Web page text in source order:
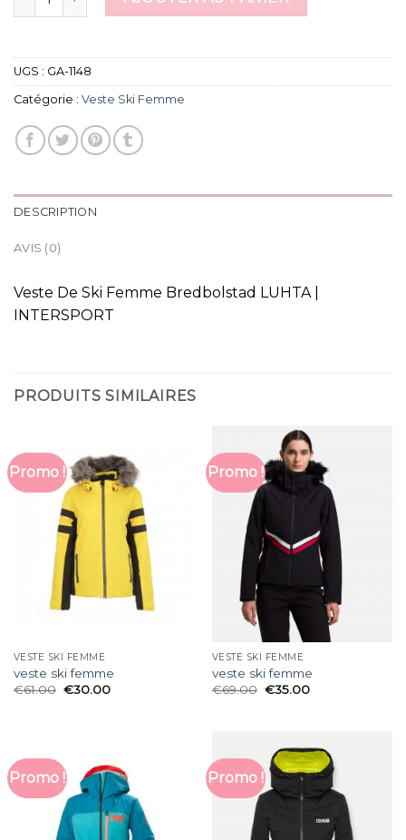
UGS : GA-1148
Catégorie : Veste Ski Femme
DESCRIPTION
AVIS (0)
Veste De Ski Femme Bredbolstad LUHTA |
INTERSPORT
PRODUITS SIMILAIRES
Promo !
VESTE SKI FEMME
veste ski femme
€61.00 €30.00
Promo !
VESTE SKI FEMME
veste ski femme
€69.00 €35.00
Promo ! Promo !